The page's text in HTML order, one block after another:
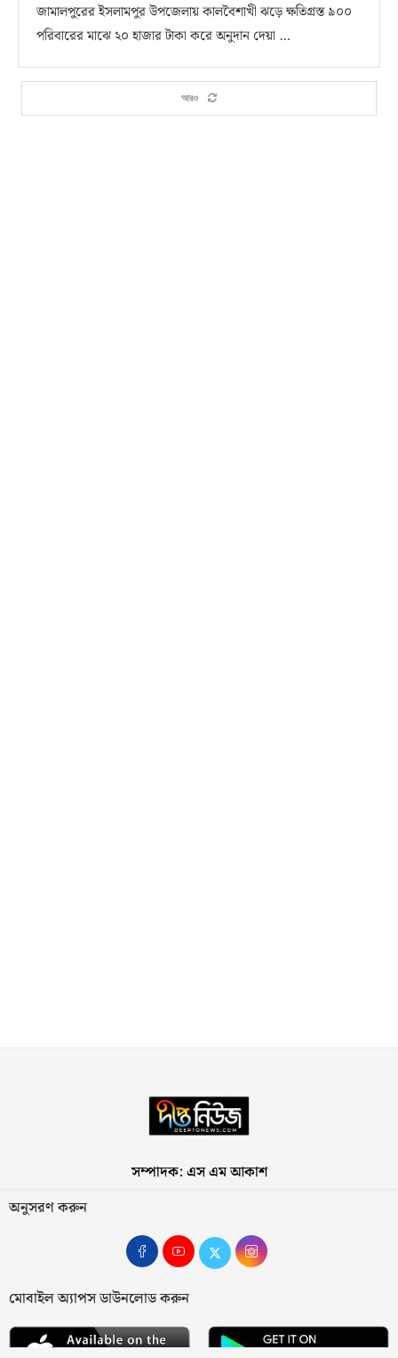
জামালপুরের ইসলামপুর উপজেলায় কালবৈশাখী ঝড়ে ক্ষতিগ্রস্ত ৯০০
পরিবারের মাঝে ২০ হাজার টাকা করে অনুদান দেয়া …
আরও
সম্পাদক: এস এম আকাশ
অনুসরণ করুন
মোবাইল অ্যাপস ডাউনলোড করুন